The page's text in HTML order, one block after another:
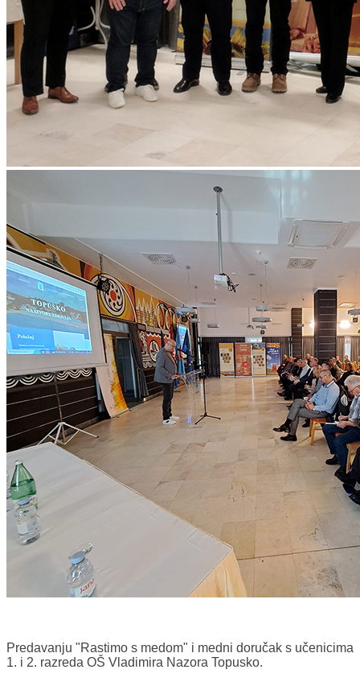
Predavanju "Rastimo s medom" i medni doručak s učenicima
1. i 2. razreda OŠ Vladimira Nazora Topusko.